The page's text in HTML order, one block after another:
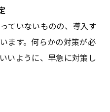
ていないものの、導入す
ます。何らかの対策が必
いように、早急に対策し